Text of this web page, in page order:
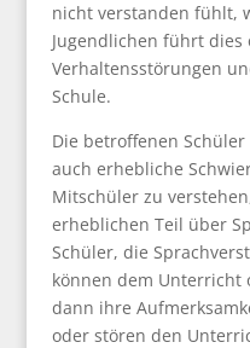
nicht verstanden fühlt,
Jugendlichen führt dies
Verhaltensstörungen
Schule.
Die betroffenen
auch erhebliche
Mitschüler zu
erheblichen Teil über
Schüler, die
können dem Unterricht
dann ihre
oder stören den